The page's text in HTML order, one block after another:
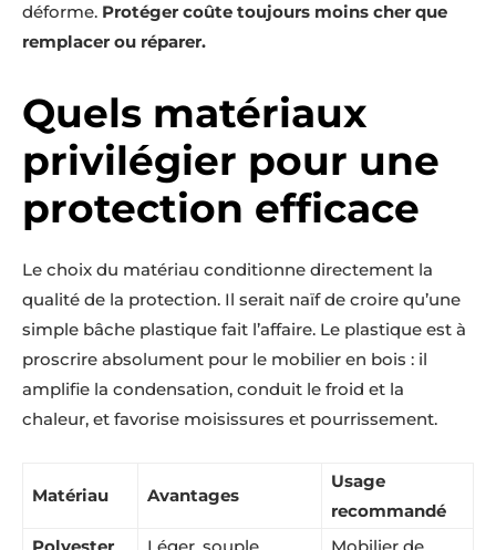
déforme. Protéger coûte toujours moins cher que
remplacer ou réparer.
Quels matériaux
privilégier pour une
protection efficace
Le choix du matériau conditionne directement la
qualité de la protection. Il serait naïf de croire qu’une
simple bâche plastique fait l’affaire. Le plastique est à
proscrire absolument pour le mobilier en bois : il
amplifie la condensation, conduit le froid et la
chaleur, et favorise moisissures et pourrissement.
Matériau Avantages
Usage
recommandé